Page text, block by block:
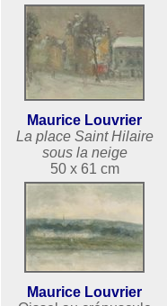
Maurice Louvrier
La place Saint Hilaire
sous la neige
50 x 61 cm
Maurice Louvrier